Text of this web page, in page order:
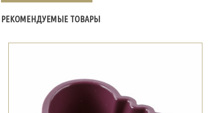
РЕКОМЕНДУЕМЫЕ ТОВАРЫ